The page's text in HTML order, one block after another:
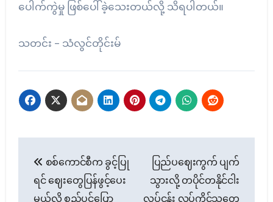
ပေါက်ကွဲမှု ဖြစ်ပေါ်ခဲ့သေးတယ်လို့ သိရပါတယ်။
သတင်း – သံလွင်တိုင်းမ်
navigation
စစ်ကောင်စီက ခွင့်ပြု
ရင် ဈေးတွေပြန်ဖွင့်ပေး
မယ်လို့ စည်ပင်ပြော
ပြည်ပဈေးကွက် ပျက်
သွားလို့ တပိုင်တနိုင်ငါး
လုပ်ငန်း လုပ်ကိုင်သူတွေ